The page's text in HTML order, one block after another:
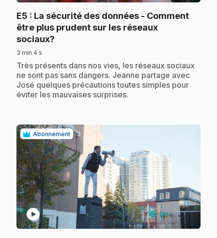
E5 : La sécurité des données - Comment
être plus prudent sur les réseaux
sociaux?
3 min 4 s
.Très présents dans nos vies, les réseaux sociaux
ne sont pas sans dangers. Jeanne partage avec
José quelques précautions toutes simples pour
éviter les mauvaises surprises.
Abonnement
play_circle